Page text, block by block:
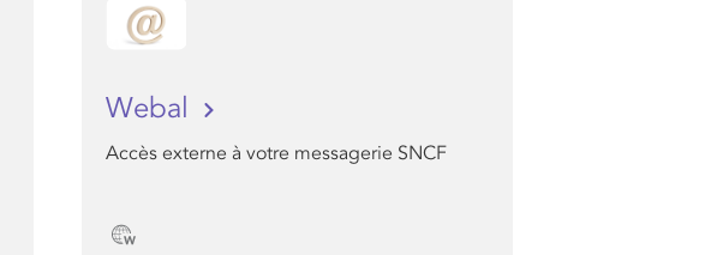
Webal
Accès externe à votre messagerie SNCF